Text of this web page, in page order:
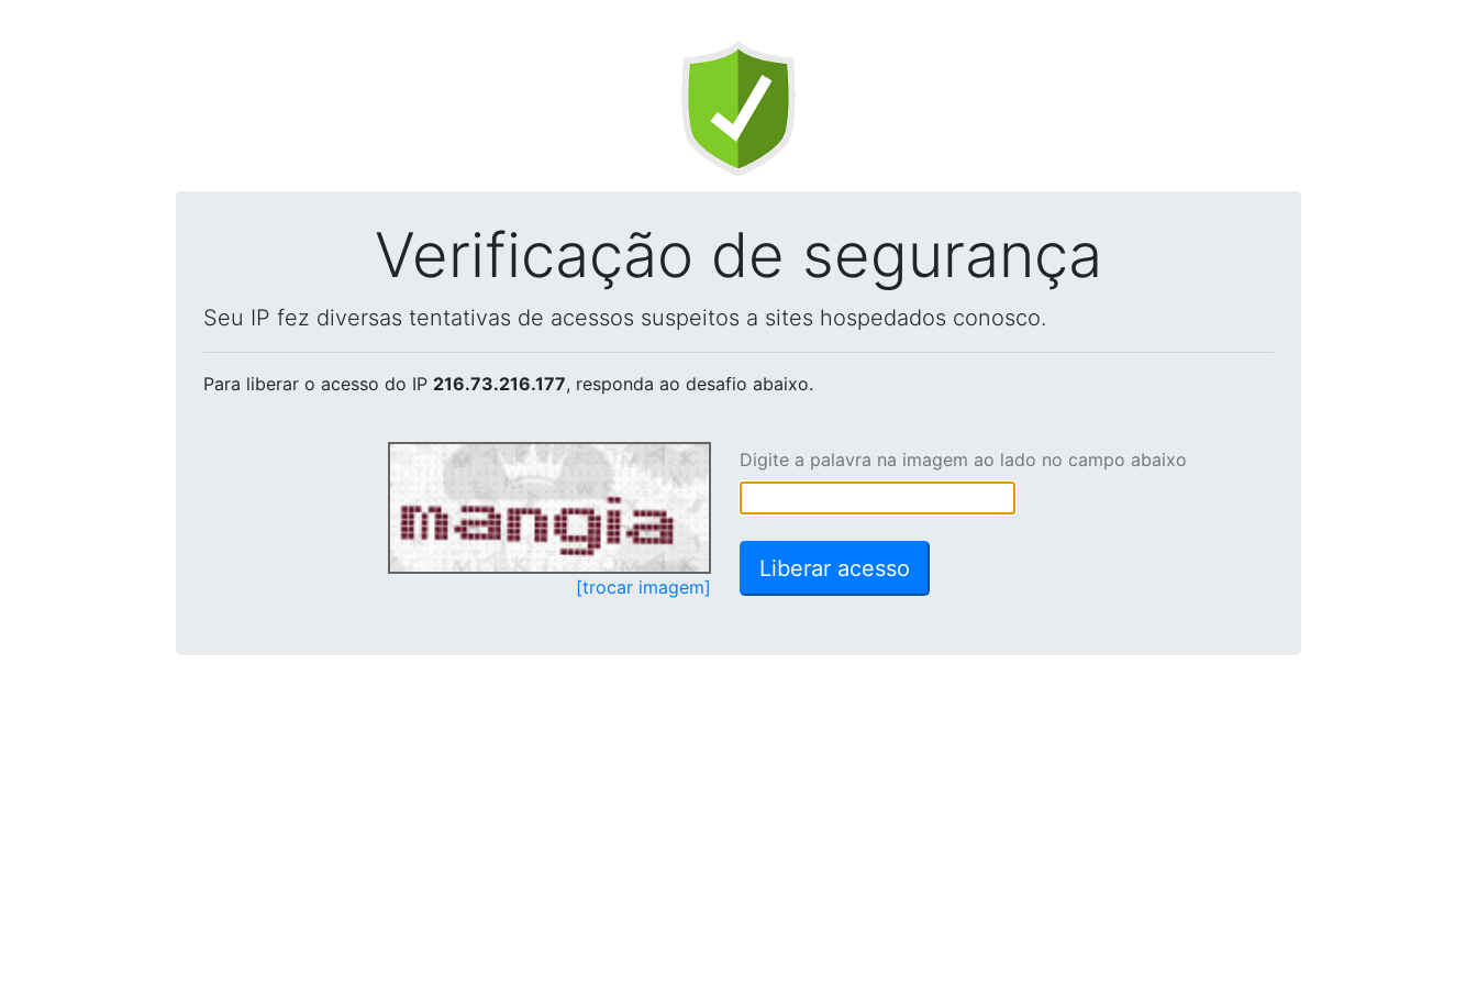
Verificação de segurança
Seu IP fez diversas tentativas de acessos suspeitos a sites hospedados conosco.
Para liberar o acesso do IP 216.73.216.177, responda ao desafio abaixo.
[trocar imagem]
Digite a palavra na imagem ao lado no campo abaixo